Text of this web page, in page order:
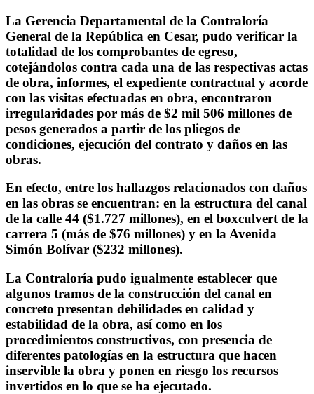
La Gerencia Departamental de la Contraloría
General de la República en Cesar, pudo verificar la
totalidad de los comprobantes de egreso,
cotejándolos contra cada una de las respectivas actas
de obra, informes, el expediente contractual y acorde
con las visitas efectuadas en obra, encontraron
irregularidades por más de $2 mil 506 millones de
pesos generados a partir de los pliegos de
condiciones, ejecución del contrato y daños en las
obras.
En efecto, entre los hallazgos relacionados con daños
en las obras se encuentran: en la estructura del canal
de la calle 44 ($1.727 millones), en el boxculvert de la
carrera 5 (más de $76 millones) y en la Avenida
Simón Bolívar ($232 millones).
La Contraloría pudo igualmente establecer que
algunos tramos de la construcción del canal en
concreto presentan debilidades en calidad y
estabilidad de la obra, así como en los
procedimientos constructivos, con presencia de
diferentes patologías en la estructura que hacen
inservible la obra y ponen en riesgo los recursos
invertidos en lo que se ha ejecutado.